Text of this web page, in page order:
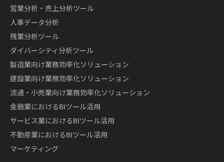
営業分析・売上分析ツール
人事データ分析
残業分析ツール
ダイバーシティ分析ツール
製造業向け業務効率化ソリューション
建設業向け業務効率化ソリューション
流通・小売業向け業務効率化ソリューション
金融業におけるBIツール活用
サービス業におけるBIツール活用
不動産業におけるBIツール活用
マーケティング